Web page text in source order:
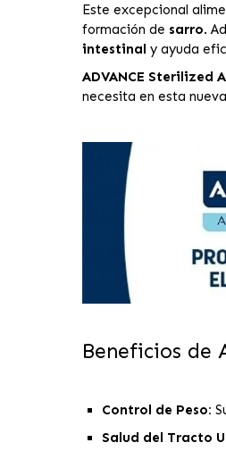
Este excepcional
formación de sarro.
intestinal y ayuda
ADVANCE Sterilized
necesita en esta
Beneficios de
Control de Peso:
Salud del Tracto